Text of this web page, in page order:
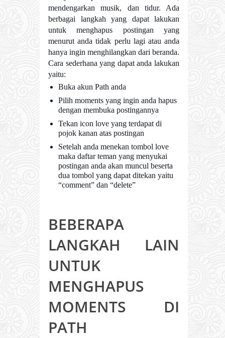
mendengarkan musik, dan tidur. Ada
berbagai langkah yang dapat lakukan
untuk menghapus postingan yang
menurut anda tidak perlu lagi atau anda
hanya ingin menghilangkan dari beranda.
Cara sederhana yang dapat anda lakukan
yaitu:
Buka akun Path anda
Pilih moments yang ingin anda hapus
dengan membuka postingannya
Tekan icon love yang terdapat di
pojok kanan atas postingan
Setelah anda menekan tombol love
maka daftar teman yang menyukai
postingan anda akan muncul beserta
dua tombol yang dapat ditekan yaitu
“comment” dan “delete”
BEBERAPA
LANGKAH LAIN
UNTUK
MENGHAPUS
MOMENTS DI
PATH